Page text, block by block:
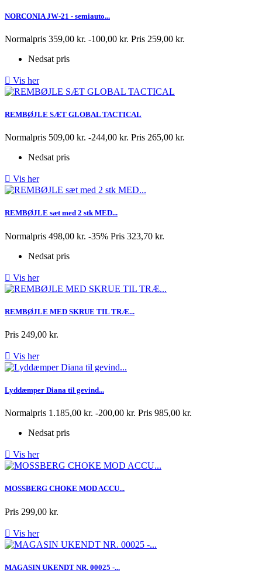
NORCONIA JW-21 - semiauto...
Normalpris 359,00 kr. -100,00 kr. Pris 259,00 kr.
Nedsat pris
 Vis her
REMBØJLE SÆT GLOBAL TACTICAL
Normalpris 509,00 kr. -244,00 kr. Pris 265,00 kr.
Nedsat pris
 Vis her
REMBØJLE sæt med 2 stk MED...
Normalpris 498,00 kr. -35% Pris 323,70 kr.
Nedsat pris
 Vis her
REMBØJLE MED SKRUE TIL TRÆ...
Pris 249,00 kr.
 Vis her
Lyddæmper Diana til gevind...
Normalpris 1.185,00 kr. -200,00 kr. Pris 985,00 kr.
Nedsat pris
 Vis her
MOSSBERG CHOKE MOD ACCU...
Pris 299,00 kr.
 Vis her
MAGASIN UKENDT NR. 00025 -...